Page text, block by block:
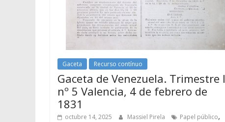
Gaceta Recurso contínuo
Gaceta de Venezuela. Trimestre I
nº 5 Valencia, 4 de febrero de
1831
octubre 14, 2025 Massiel Pirela Papel público,